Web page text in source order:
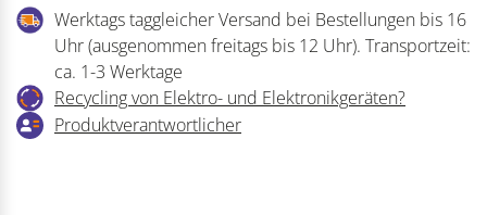
verzinkt
Stück
Verbindungswinkel
Menge
Werktags taggleicher Versand bei Bestellungen bis 16
Uhr (ausgenommen freitags bis 12 Uhr). Transportzeit:
ca. 1-3 Werktage
Recycling von Elektro- und Elektronikgeräten?
Produktverantwortlicher